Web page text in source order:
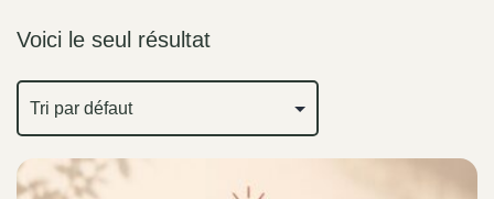
Voici le seul résultat